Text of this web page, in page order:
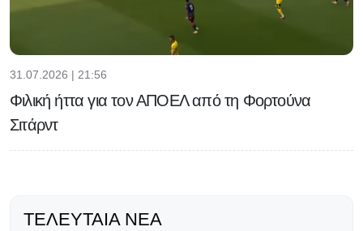
31.07.2026 | 21:56
Φιλική ήττα για τον ΑΠΟΕΛ από τη Φορτούνα
Σιτάρντ
ΤΕΛΕΥΤΑΊΑ ΝΈΑ